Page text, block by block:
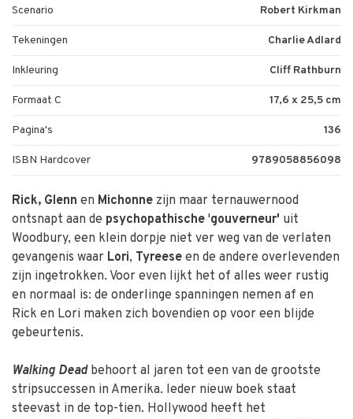
Scenario Robert Kirkman
Tekeningen Charlie Adlard
Inkleuring Cliff Rathburn
Formaat C 17,6 x 25,5 cm
Pagina's 136
ISBN Hardcover 9789058856098
Rick, Glenn en Michonne zijn maar ternauwernood
ontsnapt aan de psychopathische 'gouverneur' uit
Woodbury, een klein dorpje niet ver weg van de verlaten
gevangenis waar Lori, Tyreese en de andere overlevenden
zijn ingetrokken. Voor even lijkt het of alles weer rustig
en normaal is: de onderlinge spanningen nemen af en
Rick en Lori maken zich bovendien op voor een blijde
gebeurtenis.
Walking Deadbehoort al jaren tot een van de grootste
stripsuccessen in Amerika. Ieder nieuw boek staat
steevast in de top-tien. Hollywood heeft het